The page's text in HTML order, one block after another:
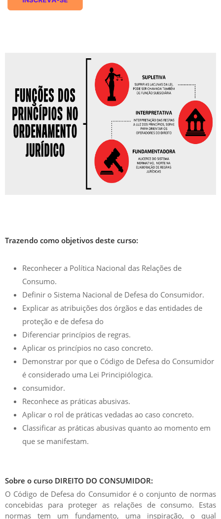
Trazendo como objetivos deste curso:
Reconhecer a Política Nacional das Relações de
Consumo.
Definir o Sistema Nacional de Defesa do Consumidor.
Explicar as atribuições dos órgãos e das entidades de
proteção e de defesa do
Diferenciar princípios de regras.
Aplicar os princípios no caso concreto.
Demonstrar por que o Código de Defesa do Consumidor
é considerado uma Lei Principiólogica.
consumidor.
Reconhece as práticas abusivas.
Aplicar o rol de práticas vedadas ao caso concreto.
Classificar as práticas abusivas quanto ao momento em
que se manifestam.
Sobre o curso DIREITO DO CONSUMIDOR:
O Código de Defesa do Consumidor é o conjunto de normas
concebidas para proteger as relações de consumo. Estas
normas tem um fundamento, uma inspiração, o qual